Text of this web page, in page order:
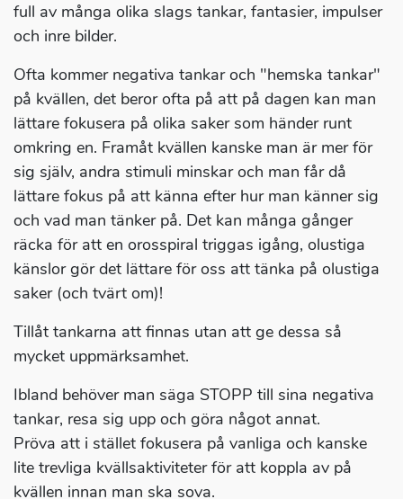
full av många olika slags tankar, fantasier, impulser
och inre bilder.
Ofta kommer negativa tankar och "hemska tankar"
på kvällen, det beror ofta på att på dagen kan man
lättare fokusera på olika saker som händer runt
omkring en. Framåt kvällen kanske man är mer för
sig själv, andra stimuli minskar och man får då
lättare fokus på att känna efter hur man känner sig
och vad man tänker på. Det kan många gånger
räcka för att en orosspiral triggas igång, olustiga
känslor gör det lättare för oss att tänka på olustiga
saker (och tvärt om)!
Tillåt tankarna att finnas utan att ge dessa så
mycket uppmärksamhet.
Ibland behöver man säga STOPP till sina negativa
tankar, resa sig upp och göra något annat.
Pröva att i stället fokusera på vanliga och kanske
lite trevliga kvällsaktiviteter för att koppla av på
kvällen innan man ska sova.